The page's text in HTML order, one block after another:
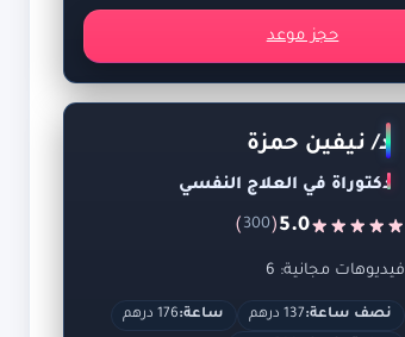
حجز موعد
د/ نيفين حمزة
دكتوراة في العلاج النفسي
5.0
(
300
)
فيديوهات مجانية: 6
نصف ساعة:137 درهم ساعة:176 درهم